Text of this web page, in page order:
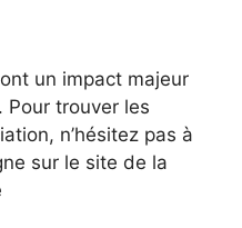
un impact majeur
Pour trouver les
n’hésitez pas à
sur le site de la